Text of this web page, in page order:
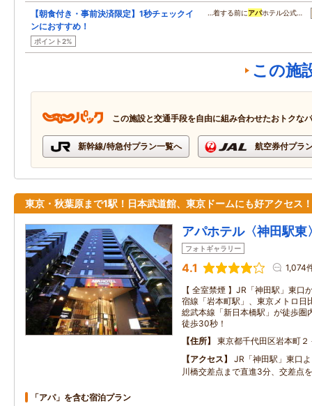
【朝食付き・事前決済限定】1秒チェックイ
ンにおすすめ！
ポイント2%
…着する前にアパホテル公式…
この施
この施設と交通手段を自由に組み合わせたおトクな
新幹線/特急付プラン一覧へ 航空券付プラ
東京・秋葉原まで1駅！日本武道館、東京ドームにも好アクセス！
アパホテル〈神田駅東
フォトギャラリー
4.1 1,074
【 全室禁煙 】JR「神田駅」東口
宿線「岩本町駅」、東京メトロ日
総武本線「新日本橋駅」が徒歩圏
徒歩30秒！
住所
東京都千代田区岩本町２
アクセス
JR「神田駅」東口
川橋交差点まで直進3分、交差点
「アパ」を含む宿泊プラン